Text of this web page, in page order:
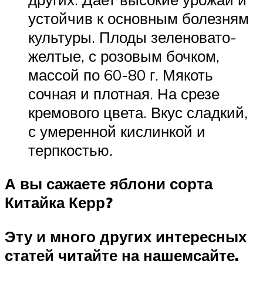
устойчив к основным болезням
культуры. Плоды зеленовато-
желтые, с розовым бочком,
массой по 60-80 г. Мякоть
сочная и плотная. На срезе
кремового цвета. Вкус сладкий,
с умеренной кислинкой и
терпкостью.
А вы сажаете яблони сорта
Китайка Керр?
Эту и много других интересных
статей читайте на нашемсайте.